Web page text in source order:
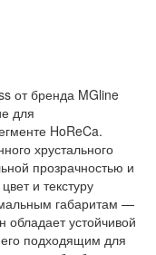
от бренда MGline
для
HoReCa.
хрустального
прозрачностью и
и текстуру
габаритам —
устойчивой
подходящим для